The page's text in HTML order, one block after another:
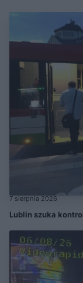
7 sierpnia 2026
Lublin szuka